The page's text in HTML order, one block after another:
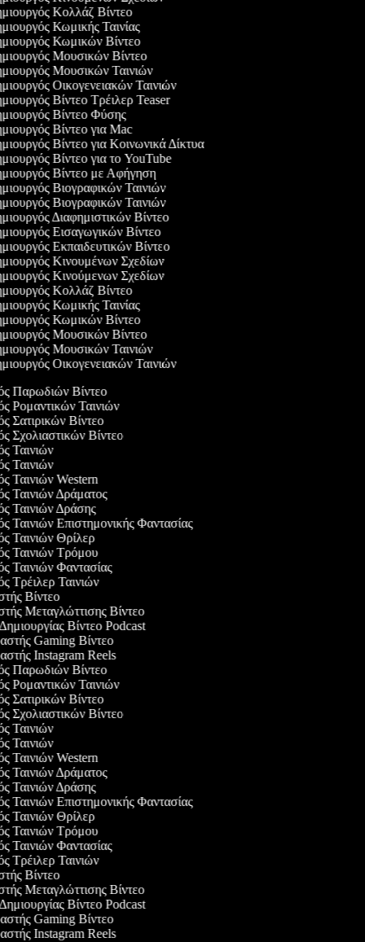
Κολλάζ Βίντεο
Κωμικής Ταινίας
Κωμικών Βίντεο
Μουσικών Βίντεο
Μουσικών Ταινιών
Οικογενειακών Ταινιών
Βίντεο Τρέιλερ Teaser
Βίντεο Φύσης
Βίντεο για Mac
Βίντεο για Κοινωνικά Δίκτυα
Βίντεο για το YouTube
Βίντεο με Αφήγηση
Βιογραφικών Ταινιών
Βιογραφικών Ταινιών
Διαφημιστικών Βίντεο
Εισαγωγικών Βίντεο
Εκπαιδευτικών Βίντεο
Κινουμένων Σχεδίων
Κινούμενων Σχεδίων
Κολλάζ Βίντεο
Κωμικής Ταινίας
Κωμικών Βίντεο
Μουσικών Βίντεο
Μουσικών Ταινιών
Οικογενειακών Ταινιών
Παρωδιών Βίντεο
Ρομαντικών Ταινιών
Σατιρικών Βίντεο
Σχολιαστικών Βίντεο
Ταινιών
Ταινιών
Ταινιών Western
Ταινιών Δράματος
Ταινιών Δράσης
Ταινιών Επιστημονικής Φαντασίας
Ταινιών Θρίλερ
Ταινιών Τρόμου
Ταινιών Φαντασίας
Τρέιλερ Ταινιών
Βίντεο
Μεταγλώττισης Βίντεο
Βίντεο Podcast
Gaming Βίντεο
Instagram Reels
Παρωδιών Βίντεο
Ρομαντικών Ταινιών
Σατιρικών Βίντεο
Σχολιαστικών Βίντεο
Ταινιών
Ταινιών
Ταινιών Western
Ταινιών Δράματος
Ταινιών Δράσης
Ταινιών Επιστημονικής Φαντασίας
Ταινιών Θρίλερ
Ταινιών Τρόμου
Ταινιών Φαντασίας
Τρέιλερ Ταινιών
Βίντεο
Μεταγλώττισης Βίντεο
Βίντεο Podcast
Gaming Βίντεο
Instagram Reels